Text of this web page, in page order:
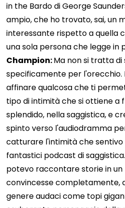
in the Bardo di George
ampio, che ho trovato, sai, un
interessante rispetto a quella
una sola persona che legge in
Champion:Ma non si tratta di
specificamente per l'orecchio.
affinare qualcosa che ti
tipo di intimità che si ottiene a
splendido, nella saggistica, e
spinto verso l'audiodramma
catturare l'intimità che sentivo
fantastici podcast di
potevo raccontare storie in
convincesse completamente,
genere audaci come topi